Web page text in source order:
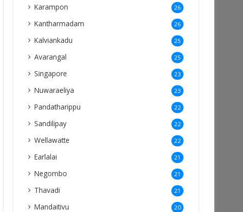
Karampon 26
Kantharmadam 26
Kalviankadu 25
Avarangal 25
Singapore 23
Nuwaraeliya 23
Pandatharippu 22
Sandilipay 22
Wellawatte 22
Earlalai 21
Negombo 21
Thavadi 21
Mandaitivu 20